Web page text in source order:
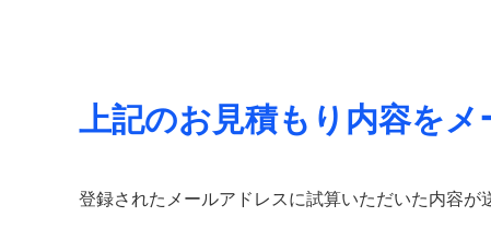
上記のお見積もり内容をメ
登録されたメールアドレスに試算いただいた内容が